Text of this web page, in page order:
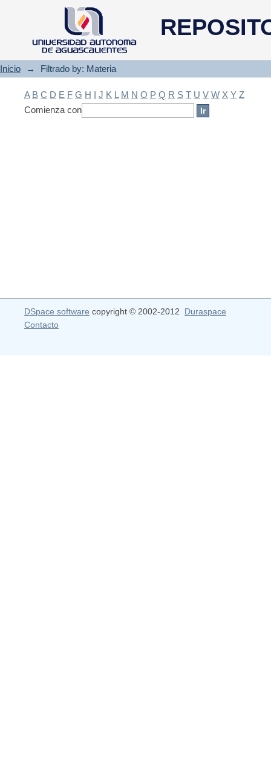
Filtrado by: Materia
Inicio → Filtrado by: Materia
A B C D E F G H I J K L M N O P Q R S T U V W X Y Z
Comienza con
DSpace software copyright © 2002-2012 Duraspace
Contacto